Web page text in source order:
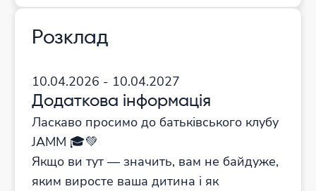
Розклад
10.04.2026 - 10.04.2027
Додаткова інформація
Ласкаво просимо до батьківського клубу
JAMM 🎓💚
Якщо ви тут — значить, вам не байдуже,
яким виросте ваша дитина і як